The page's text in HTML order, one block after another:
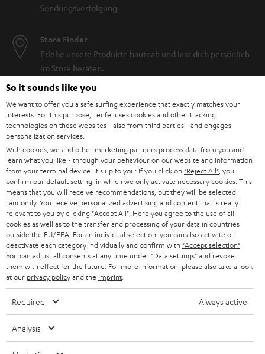
Sendungsverfolgung
Store Finder
Erlebe unsere Produkte hautnah und lass dich persönlich
im Store beraten.
BIS ZU
45 €
RABATT
N
e
w
s
l
e
t
e
Wähle deinen Gutschein!
Melde dich für den Newsletter an und erhalte bis zu
45 € als Dankeschön.
EMAIL
WIDGET
JETZT
So it sounds like you
We want to offer you a safe surfing experience that exactly matches your
interests. For this purpose, Teufel uses cookies and other tracking
technologies on these websites - also from third parties - and engages
personalization services.
With cookies, we and other marketing partners process data from you and
learn what you like - through your behaviour on our website and information
from your terminal device. It's up to you: If you click on "Reject All" , you
confirm our default setting, in which we only activate necessary cookies. This
means that you will receive recommendations, but they will be selected
randomly. You receive personalized advertising and content that is really
relevant to you by clicking "Accept All" . Here you agree to the use of all
cookies as well as to the transfer and processing of your data in countries
outside the EU/EEA. For an individual selection, you can also activate or
deactivate each category individually and confirm with "Accept selection"
You can adjust all consents at any time under "Data settings" and revoke
them with effect for the future. For more information, please also take a look
at our privacy policyand the imprint
Required Always active
Analysis